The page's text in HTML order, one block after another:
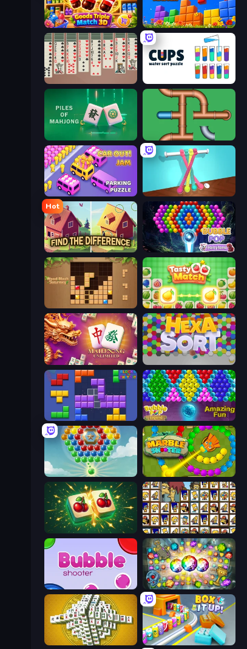
Goods Triple Match 3D Puzzle Block Master
Spider Solitaire 2 Suits Cups - Water Sort Puzzle
Piles of Mahjong Plumber Pipe Out
Car OUT! Jam Parking Puzzle Tangle Master
Hot
Find The Difference Bubble Pop Fairyland
Wood Block Journey Tasty Match: Mahjong Pairs
Mahjong Unlimited
Blocks and that’s it Bubble Pop Legend
Marble Shooter
Mahjong Puzzle: Tile Match Tiles of the Simpsons
Bubble Shooter Forgotten Treasure 2
Mahjong Tower Box It Up